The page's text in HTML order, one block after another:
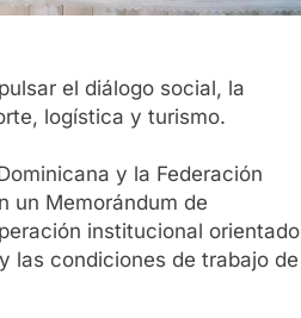
el diálogo social, la
logística y turismo.
y la Federación
un Memorándum de
institucional orientado
las condiciones de trabajo de